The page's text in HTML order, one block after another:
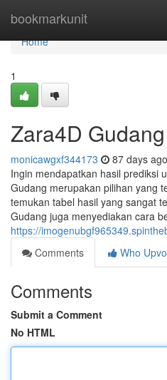
bookmarkunit
Home
Home
1
Zara4D Gudang
monicawgxf344173 87 days ago
Ingin mendapatkan hasil prediksi
Gudang merupakan pilihan yang
temukan tabel hasil yang sangat
Gudang juga menyediakan cara
https://
Comments
Who
Comments
Submit a Comment
No HTML